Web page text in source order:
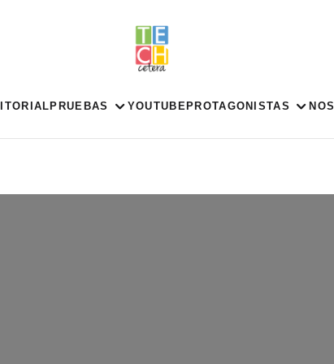
PRUEBAS YOUTUBE PROTAGONISTAS